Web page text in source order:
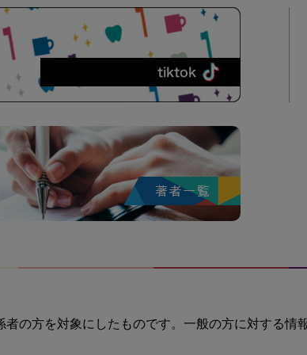
者の方を対象にしたものです。一般の方に対する情